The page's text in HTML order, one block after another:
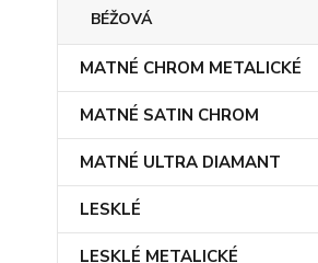
BÉŽOVÁ
MATNÉ CHROM METALICKÉ
MATNÉ SATIN CHROM
MATNÉ ULTRA DIAMANT
LESKLÉ
LESKLÉ METALICKÉ